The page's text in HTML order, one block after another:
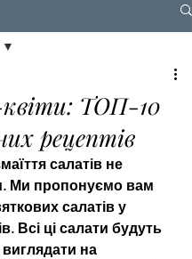
ТОП-10
рецептів
салатів не
Ми пропонуємо вам
салатів у
Всі ці салати будуть
на